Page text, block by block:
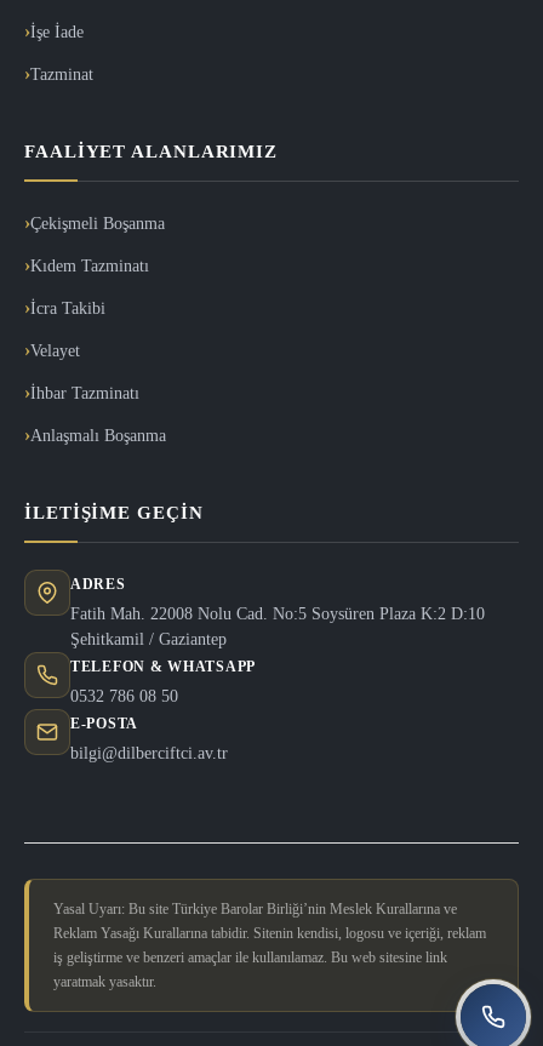
İşe İade
Tazminat
FAALIYET ALANLARIMIZ
Çekişmeli Boşanma
Kıdem Tazminatı
İcra Takibi
Velayet
İhbar Tazminatı
Anlaşmalı Boşanma
İLETIŞIME GEÇIN
ADRES
Fatih Mah. 22008 Nolu Cad. No:5 Soysüren Plaza K:2 D:10
Şehitkamil / Gaziantep
TELEFON & WHATSAPP
0532 786 08 50
E-POSTA
bilgi@dilberciftci.av.tr
Yasal Uyarı: Bu site Türkiye Barolar Birliği’nin Meslek Kurallarına ve
Reklam Yasağı Kurallarına tabidir. Sitenin kendisi, logosu ve içeriği, reklam
iş geliştirme ve benzeri amaçlar ile kullanılamaz. Bu web sitesine link
yaratmak yasaktır.